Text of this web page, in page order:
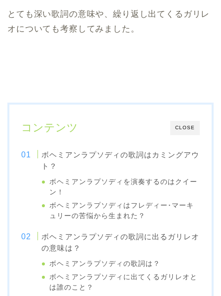
とても深い歌詞の意味や、繰り返し出てくるガリレ
オについても考察してみました。
CLOSE
コンテンツ
ボヘミアンラプソディの歌詞はカミングアウ
ト？
ボヘミアンラプソディを演奏するのはクイー
ン！
ボヘミアンラプソディはフレディー･マーキ
ュリーの苦悩から生まれた？
ボヘミアンラプソディの歌詞に出るガリレオ
の意味は？
ボヘミアンラプソディの歌詞は？
ボヘミアンラプソディに出てくるガリレオと
は誰のこと？